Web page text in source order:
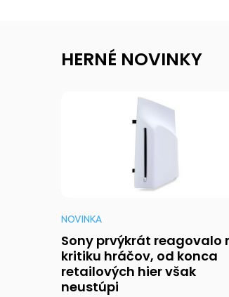
HERNÉ NOVINKY
NOVINKA
Sony prvýkrát reagovalo
kritiku hráčov, od konca
retailových hier však
neustúpi